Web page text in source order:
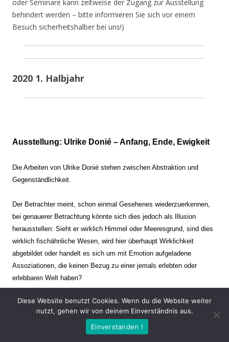
oder Seminare kann zeitweise der Zugang zur Ausstellung
behindert werden – bitte informieren Sie sich vor einem
Besuch sicherheitshalber bei uns!)
2020 1. Halbjahr
Ausstellung: Ulrike Donié – Anfang, Ende, Ewigkeit
Die Arbeiten von Ulrike Donié stehen zwischen Abstraktion und
Gegenständlichkeit.
Der Betrachter meint, schon einmal Gesehenes wiederzuerkennen,
bei genauerer Betrachtung könnte sich dies jedoch als Illusion
herausstellen: Sieht er wirklich Himmel oder Meeresgrund, sind dies
wirklich fischähnliche Wesen, wird hier überhaupt Wirklichkeit
abgebildet oder handelt es sich um mit Emotion aufgeladene
Assoziationen, die keinen Bezug zu einer jemals erlebten oder
erlebbaren Welt haben?
Verharren und Dynamik stehen sich dabei gegenüber. Zeit steht still
oder verrinnt im Nu. Es soll dabei eine Spannung, auch farblich, bis
zur Schmerzgrenze erzeugt werden. Die Arbeiten stellen ambivalente
Diese Website benutzt Cookies. Wenn du die Website weiter
nutzt, gehen wir von deinem Einverständnis aus.
Einverstanden !